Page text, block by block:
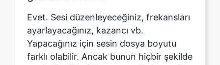
farklı olabilir. Ancak bunun hiçbir şekilde
ses kalitesini etkilemeyeceğini garanti
edebiliriz.